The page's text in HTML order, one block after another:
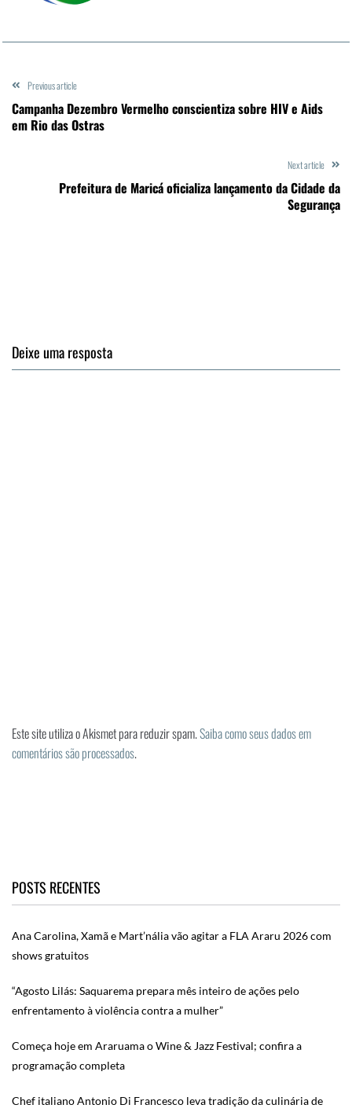
Previous article
Campanha Dezembro Vermelho conscientiza sobre HIV e Aids
em Rio das Ostras
Next article
Prefeitura de Maricá oficializa lançamento da Cidade da
Segurança
Deixe uma resposta
Este site utiliza o Akismet para reduzir spam.Saiba como seus dados em
comentários são processados.
POSTS RECENTES
Ana Carolina, Xamã e Mart’nália vão agitar a FLA Araru 2026 com
shows gratuitos
“Agosto Lilás: Saquarema prepara mês inteiro de ações pelo
enfrentamento à violência contra a mulher”
Começa hoje em Araruama o Wine & Jazz Festival; confira a
programação completa
Chef italiano Antonio Di Francesco leva tradição da culinária de